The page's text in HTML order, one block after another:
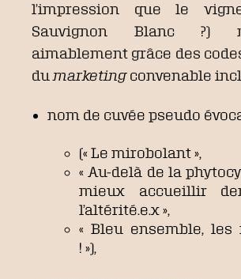
l’impression que le
Sauvignon Blanc ?)
aimablement grâce des
du marketingconvenable
nom de cuvée pseudo
(« Le mirobolant »,
« Au-delà de la
mieux accueillir
l’altérité.e.x »,
« Bleu ensemble, les
! »),